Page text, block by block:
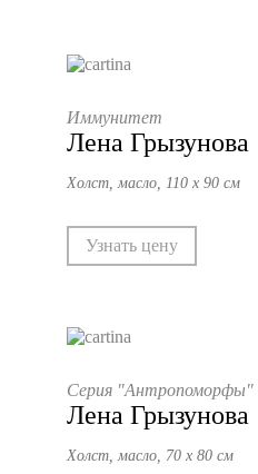
Иммунитет
Лена Грызунова
Холст, масло, 110 х 90 см
Узнать цену
Серия "Антропоморфы"
Лена Грызунова
Холст, масло, 70 х 80 см